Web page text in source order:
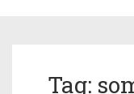
Tag: